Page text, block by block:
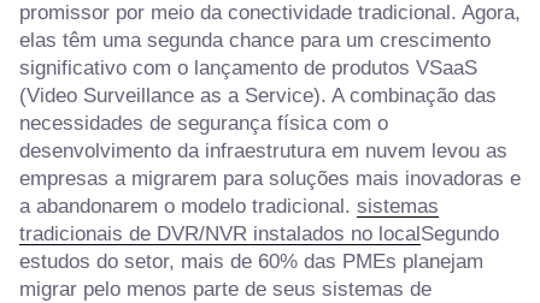
promissor por meio da conectividade tradicional. Agora,
elas têm uma segunda chance para um crescimento
significativo com o lançamento de produtos VSaaS
(Video Surveillance as a Service). A combinação das
necessidades de segurança física com o
desenvolvimento da infraestrutura em nuvem levou as
empresas a migrarem para soluções mais inovadoras e
a abandonarem o modelo tradicional. sistemas
tradicionais de DVR/NVR instalados no local Segundo
estudos do setor, mais de 60% das PMEs planejam
migrar pelo menos parte de seus sistemas de